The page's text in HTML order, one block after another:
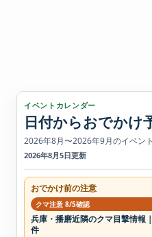
イベントカレンダー
日付からおでかけ
2026年8月〜2026年9月のイベン
2026年8月5日更新
おでかけ前の注意
クマ注意 8/5確認
兵庫・播磨近隣のクマ目撃情報
件